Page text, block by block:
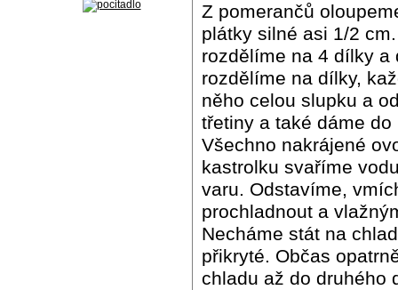
Z pomerančů
plátky silné asi 1/2
rozdělíme na 4 dílky a
rozdělíme na dílky,
něho celou slupku a
třetiny a také dáme
Všechno nakrájené
kastrolku svaříme
varu. Odstavíme,
prochladnout a
Necháme stát na
přikryté. Občas
chladu až do druhého